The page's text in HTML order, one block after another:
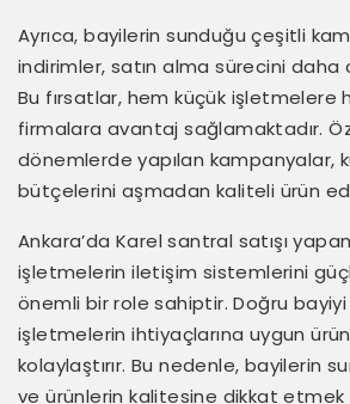
Ayrıca, bayilerin sunduğu çeşitli
indirimler, satın alma sürecini daha
Bu fırsatlar, hem küçük işletmelere
firmalara avantaj sağlamaktadır.
dönemlerde yapılan kampanyalar,
bütçelerini aşmadan kaliteli ürün
Ankara’da Karel santral satışı
işletmelerin iletişim sistemlerini
önemli bir role sahiptir. Doğru
işletmelerin ihtiyaçlarına uygun
kolaylaştırır. Bu nedenle, bayilerin
ve ürünlerin kalitesine dikkat etmek